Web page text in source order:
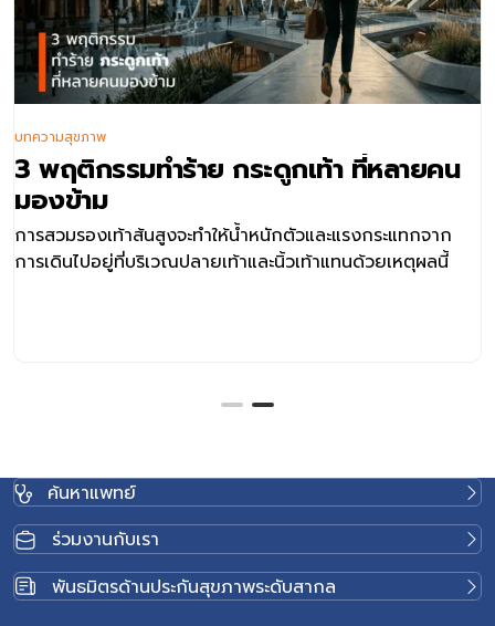
3 พฤติกรรมทำร้าย กระดูกเท้า ที่หลายคน
มองข้าม
การสวมรองเท้าส้นสูงจะทำให้น้ำหนักตัวและแรงกระแทกจาก
การเดินไปอยู่ที่บริเวณปลายเท้าและนิ้วเท้าแทนด้วยเหตุผลนี้
บทความสุขภาพ
ค้นหาแพทย์
ร่วมงานกับเรา
พันธมิตรด้านประกันสุขภาพระดับสากล